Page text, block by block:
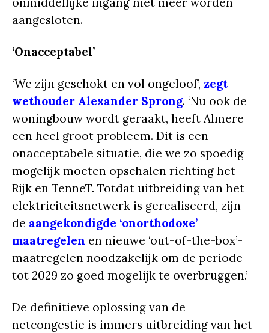
aangesloten.
‘Onacceptabel’
‘We zijn geschokt en vol ongeloof’, zegt
wethouder Alexander Sprong. ‘Nu ook de
woningbouw wordt geraakt, heeft Almere
een heel groot probleem. Dit is een
onacceptabele situatie, die we zo spoedig
mogelijk moeten opschalen richting het
Rijk en TenneT. Totdat uitbreiding van het
elektriciteitsnetwerk is gerealiseerd, zijn
de aangekondigde ‘onorthodoxe’
maatregelen en nieuwe ‘out-of-the-box’-
maatregelen noodzakelijk om de periode
tot 2029 zo goed mogelijk te overbruggen.’
De definitieve oplossing van de
netcongestie is immers uitbreiding van het